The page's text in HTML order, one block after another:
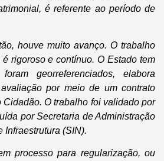
é referente ao período de
houve muito avanço. O trabalho
rigoroso e contínuo. O Estado tem
georreferenciados, elabora
por meio de um contrato
O trabalho foi validado por
por Secretaria de Administração
Infraestrutura (SIN).
processo para regularização, ou